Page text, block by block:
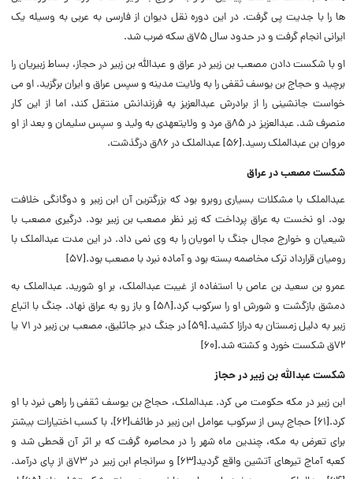
ها را با جدیت پی گرفت. در این دوره نقل دیوان از فارسی به عربی به وسیله یک
ایرانی انجام گرفت و در حدود سال ۷۵ق سکه ضرب شد.
او با شکست دادن مصعب بن زبیر در عراق و عبدالله بن زبیر در حجاز، بساط زبیریان را
برچید و حجاج بن یوسف ثقفی را به ولایت مدینه و سپس عراق و ایران برگزید.او می
خواست جانشینی را از برادرش عبدالعزیز به فرزندانش منتقل کند، اما از این کار
منصرف شد. عبدالعزیز در ۸۵ق مرد و ولایتعهدی به ولید و سپس سلیمان و بعد از او
مروان بن عبدالملک رسید.[۵۶] عبدالملک در ۸۶ق درگذشت.
شکست مصعب در عراق
عبدالملک با مشکلات بسیاری روبرو بود که بزرگترین آن ابن زبیر و دوگانگی خلافت
بود. او نخست به عراق پرداخت که زیر نظر مصعب بن زبیر بود. درگیری مصعب با
شیعیان و خوارج مجال جنگ با امویان را به وی نمی داد. در این مدت عبدالملک با
رومیان قرارداد ترک مخاصمه بسته بود و آماده نبرد با مصعب بود.[۵۷]
عمرو بن سعید بن عاص با استفاده از غیبت عبدالملک، بر او شورید. عبدالملک به
دمشق بازگشت و شورش او را سرکوب کرد.[۵۸] و باز رو به عراق نهاد. جنگ با اتباع
زبیر به دلیل زمستان به درازا کشید.[۵۹] در جنگ دیر جاثلیق، مصعب بن زبیر در ۷۱ یا
۷۲ق شکست خورد و کشته شد.[۶۰]
شکست عبدالله بن زبیر در حجاز
ابن زبیر در مکه حکومت می کرد. عبدالملک، حجاج بن یوسف ثقفی را راهی نبرد با او
کرد.[۶۱] حجاج پس از سرکوب عوامل ابن زبیر در طائف[۶۲]، با کسب اختیارات بیشتر
برای تعرض به مکه، چندین ماه شهر را در محاصره گرفت که بر اثر آن قحطی شد و
کعبه آماج تیرهای آتشین واقع گردید[۶۳] و سرانجام ابن زبیر در ۷۳ق از پای درآمد.